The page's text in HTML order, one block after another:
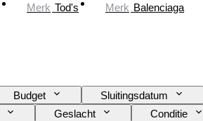
Merk Tod's Merk Balenciaga
Budget Sluitingsdatum
Geslacht Conditie